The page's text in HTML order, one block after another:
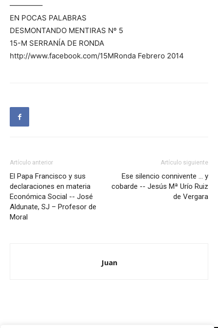
————–
EN POCAS PALABRAS
DESMONTANDO MENTIRAS Nº 5
15-M SERRANÍA DE RONDA
http://www.facebook.com/15MRonda Febrero 2014
Artículo anterior
El Papa Francisco y sus
declaraciones en materia
Económica Social -- José
Aldunate, SJ – Profesor de
Moral
Artículo siguiente
Ese silencio connivente … y
cobarde -- Jesús Mª Urío Ruiz
de Vergara
Juan